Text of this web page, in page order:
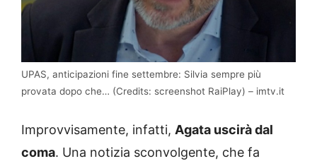
UPAS, anticipazioni fine settembre: Silvia sempre più
provata dopo che… (Credits: screenshot RaiPlay) – imtv.it
Improvvisamente, infatti, Agata uscirà dal
coma. Una notizia sconvolgente, che fa